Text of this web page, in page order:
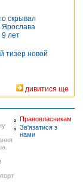
скрывал
Ярослава
лет
тизер новой
дивитися ще
Правовласникам
Зв'язатися з
нами